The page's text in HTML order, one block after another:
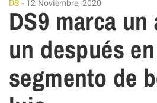
DS 12 Noviembre, 2020
DS9 marca
un después
segmento de